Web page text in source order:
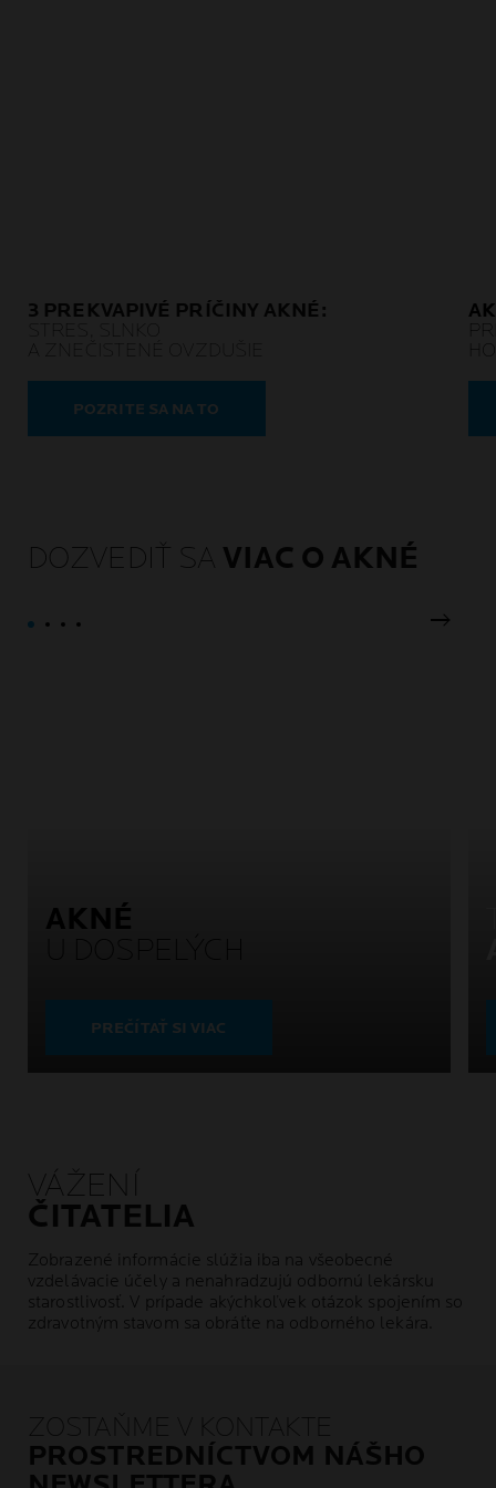
3 PREKVAPIVÉ PRÍČINY AKNÉ:
POZRITE SA NA TO
DOZVEDIŤ SA VIAC O AKNÉ
Ďalší
AKNÉ
PREČÍTAŤ SI VIAC
VÁŽENÍ
ČITATELIA
Zobrazené informácie slúžia iba na všeobecné
vzdelávacie účely a nenahradzujú odbornú lekársku
starostlivosť. V prípade akýchkoľvek otázok spojením so
zdravotným stavom sa obráťte na odborného lekára.
ZOSTAŇME V KONTAKTE
PROSTREDNÍCTVOM NÁŠHO